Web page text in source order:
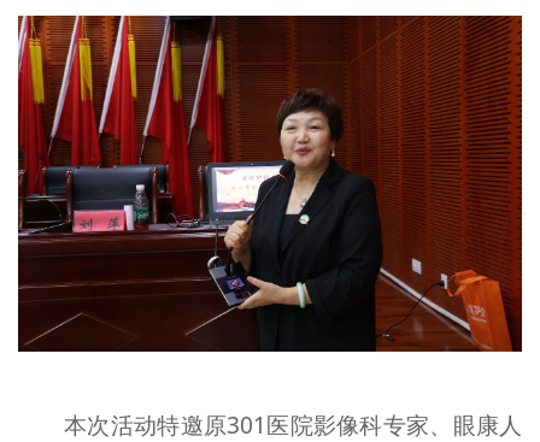
本次活动特邀原301医院影像科专家、眼康人